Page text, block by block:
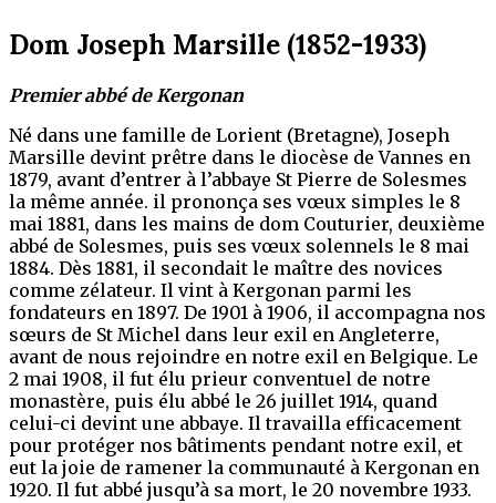
Dom Joseph Marsille (1852-1933)
Premier abbé de Kergonan
Né dans une famille de Lorient (Bretagne), Joseph
Marsille devint prêtre dans le diocèse de Vannes en
1879, avant d’entrer à l’abbaye St Pierre de Solesmes
la même année. il prononça ses vœux simples le 8
mai 1881, dans les mains de dom Couturier, deuxième
abbé de Solesmes, puis ses vœux solennels le 8 mai
1884. Dès 1881, il secondait le maître des novices
comme zélateur. Il vint à Kergonan parmi les
fondateurs en 1897. De 1901 à 1906, il accompagna nos
sœurs de St Michel dans leur exil en Angleterre,
avant de nous rejoindre en notre exil en Belgique. Le
2 mai 1908, il fut élu prieur conventuel de notre
monastère, puis élu abbé le 26 juillet 1914, quand
celui-ci devint une abbaye. Il travailla efficacement
pour protéger nos bâtiments pendant notre exil, et
eut la joie de ramener la communauté à Kergonan en
1920. Il fut abbé jusqu’à sa mort, le 20 novembre 1933.